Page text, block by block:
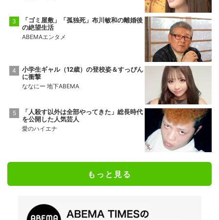
「ゴミ屋敷」「孤独死」布川敏和の離婚後
の絶望生活
ABEMAエンタメ
小学生ギャル（12歳）の登校姿＆すっぴん
に衝撃
ななにー 地下ABEMA
「人殺す以外は全部やってきた」総長時代
を公開した人気芸人
愛のハイエナ
もっと見る